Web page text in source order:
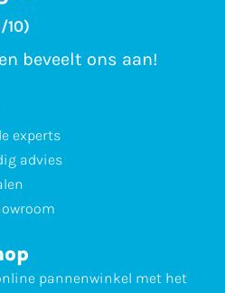
10)
beveelt ons aan!
experts
advies
pannenwinkel met het